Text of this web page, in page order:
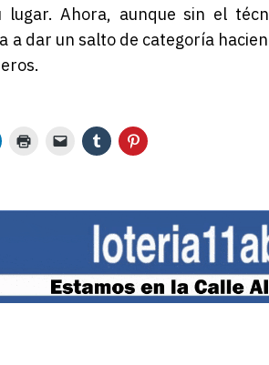
lugar. Ahora, aunque sin el
a dar un salto de categoría